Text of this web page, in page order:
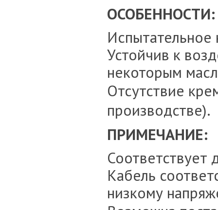
ОСОБЕННОСТИ:
Испытательное
Устойчив к
некоторым
Отсутствие
производстве).
ПРИМЕЧАНИЕ:
Соответствует
Кабель
низкому